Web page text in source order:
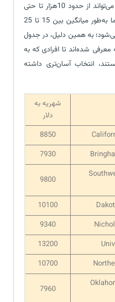
تحصیلی بسیار متغیر است و می‌تواند از حدود 10هزار تا حتی
75 هزار دلار در سال برسد، اما به‌طور میانگین بین 15 تا 25
به همین دلیل، در جدول
معرفی شده‌اند تا افرادی که به
انتخاب آسان‌تری داشته
شهریه به
دلار
8850
7930
9800
10100
9340
13200
10700
7960